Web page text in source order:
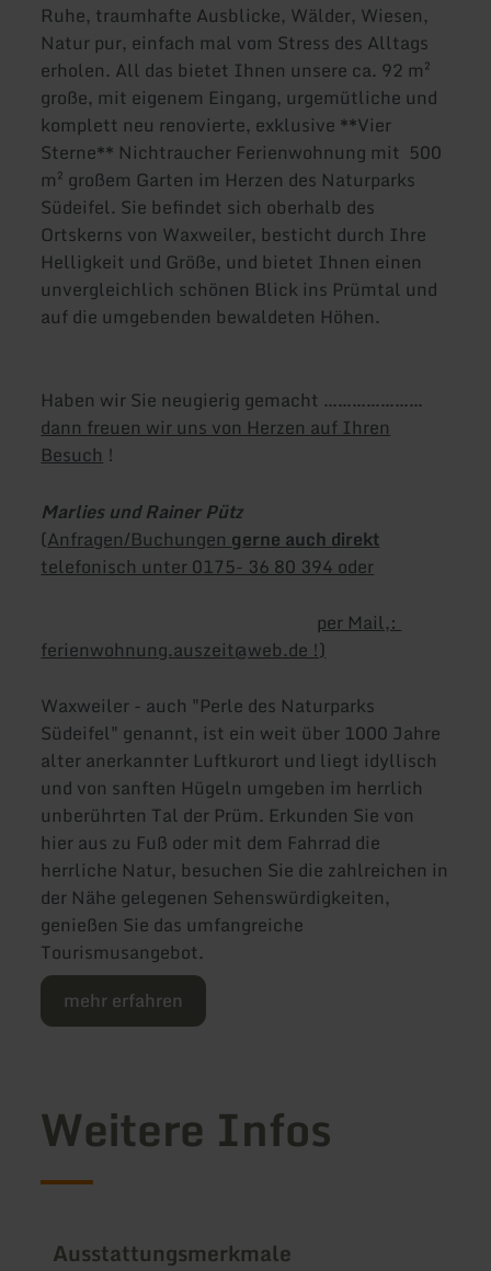
Ruhe, traumhafte Ausblicke, Wälder, Wiesen,
Natur pur, einfach mal vom Stress des Alltags
erholen. All das bietet Ihnen unsere ca. 92 m²
große, mit eigenem Eingang, urgemütliche und
komplett neu renovierte, exklusive **Vier
Sterne** Nichtraucher Ferienwohnung mit 500
m² großem Garten im Herzen des Naturparks
Südeifel. Sie befindet sich oberhalb des
Ortskerns von Waxweiler, besticht durch Ihre
Helligkeit und Größe, und bietet Ihnen einen
unvergleichlich schönen Blick ins Prümtal und
auf die umgebenden bewaldeten Höhen.
Haben wir Sie neugierig gemacht …………………
dann freuen wir uns von Herzen auf Ihren
Besuch !
Marlies und Rainer Pütz
(Anfragen/Buchungen gerne auch direkt
telefonisch unter 0175- 36 80 394 oder
per Mail,:
ferienwohnung.auszeit@web.de !)
Waxweiler - auch "Perle des Naturparks
Südeifel" genannt, ist ein weit über 1000 Jahre
alter anerkannter Luftkurort und liegt idyllisch
und von sanften Hügeln umgeben im herrlich
unberührten Tal der Prüm. Erkunden Sie von
hier aus zu Fuß oder mit dem Fahrrad die
herrliche Natur, besuchen Sie die zahlreichen in
der Nähe gelegenen Sehenswürdigkeiten,
genießen Sie das umfangreiche
Tourismusangebot.
mehr erfahren
Weitere Infos
Ausstattungsmerkmale